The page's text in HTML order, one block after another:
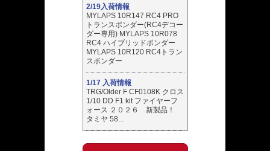
2/19入荷情報
MYLAPS 10R147 RC4 PRO
トランスポンダー(RC4デコー
ダー専用) MYLAPS 10R078
RC4 ハイブリッドポンダー
MYLAPS 10R120 RC4トラン
スポンダー
1/17 入荷情報
TRG/Older F CF0108K クロス
1/10 DD F1 kit ファイヤーフ
ォース ２０２６ 新製品！
タミヤ 58...